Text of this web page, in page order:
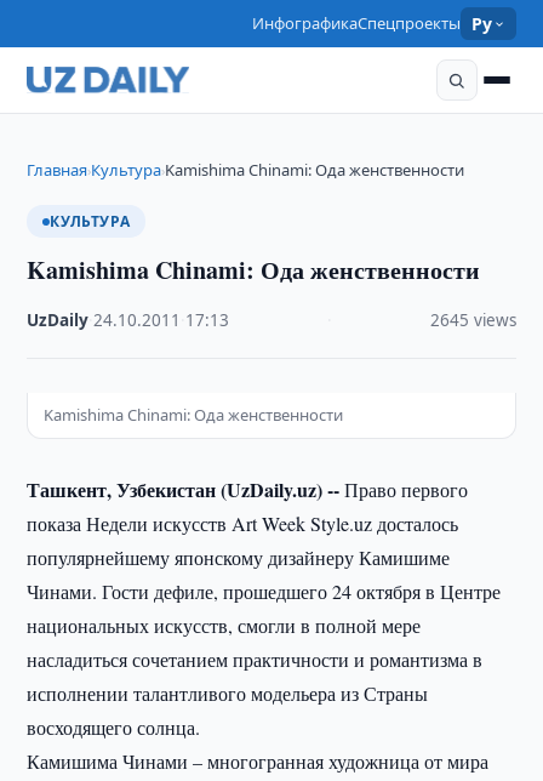
ИнфографикаСпецпроекты Ру
Главная›Культура›Kamishima Chinami: Ода женственности
КУЛЬТУРА
Kamishima Chinami: Ода женственности
UzDaily ·24.10.2011 17:13 2645 views
Kamishima Chinami: Ода женственности
Ташкент, Узбекистан (UzDaily.uz) --Право первого
показа Недели искусств Art Week Style.uz досталось
популярнейшему японскому дизайнеру Камишиме
Чинами. Гости дефиле, прошедшего 24 октября в Центре
национальных искусств, смогли в полной мере
насладиться сочетанием практичности и романтизма в
исполнении талантливого модельера из Страны
восходящего солнца.
Камишима Чинами – многогранная художница от мира